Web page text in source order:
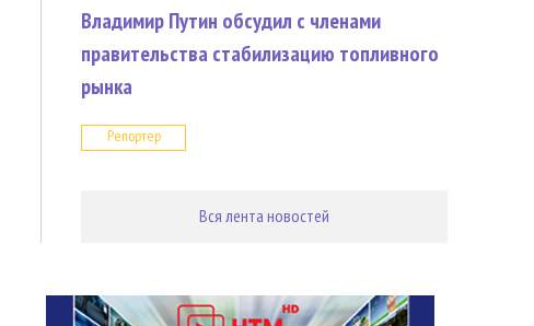
Владимир Путин обсудил с членами
правительства стабилизацию топливного
рынка
Репортер
Вся лента новостей